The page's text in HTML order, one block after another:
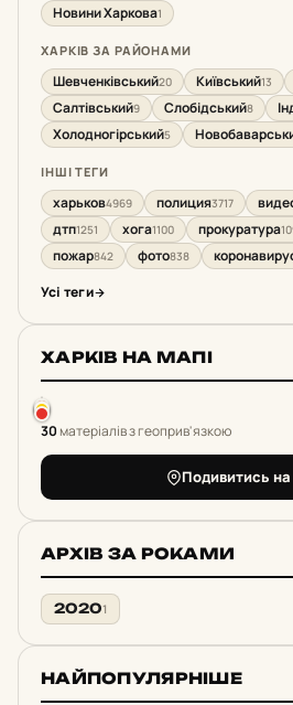
Новини Харкова1
ХАРКІВ ЗА РАЙОНАМИ
Шевченківський20 Київський13
Салтівський9 Слобідський8
Холодногірський5
ІНШІ ТЕГИ
харьков4969 полиция3717
дтп1251 хога1100 прокуратура
пожар842 фото838
Усі теги
ХАРКІВ НА МАПІ
30матеріалів з геоприв'язкою
Подивитись на
АРХІВ ЗА РОКАМИ
20201
НАЙПОПУЛЯРНІШЕ